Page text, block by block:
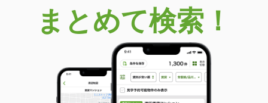
まとめて検索！